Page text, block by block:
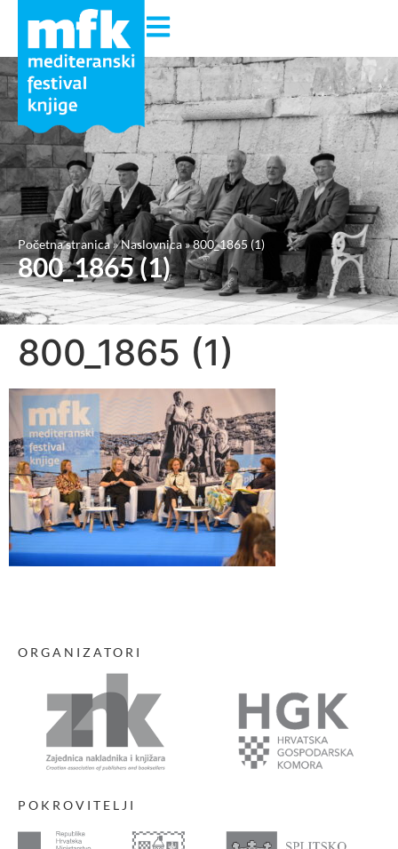
Početna stranica»Naslovnica»800_1865 (1)
800_1865 (1)
800_1865 (1)
ORGANIZATORI
POKROVITELJI